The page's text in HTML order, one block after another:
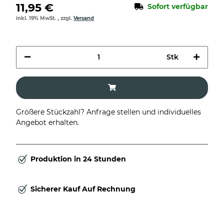
11,95 € Sofort verfügbar
inkl. 19% MwSt. , zzgl. Versand
Stk
Größere Stückzahl? Anfrage stellen und individuelles
Angebot erhalten.
Produktion in 24 Stunden
Sicherer Kauf Auf Rechnung